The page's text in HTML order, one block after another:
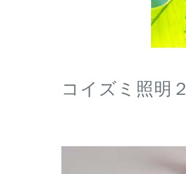
コイズミ照明２